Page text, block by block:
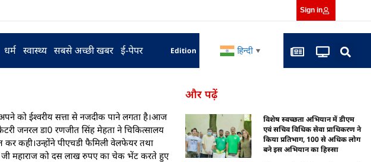
Sign in
धर्म स्वास्थ्य सबसे अच्छी खबर ई-पेपर Edition हिन्दी ▼
को ईश्वरीय सत्ता से नजदीक पाने लगता है।आज
जनरल डा0 रणजीत सिंह मेहता ने चिकित्सालय
कर कही।उन्होंने पीएचडी फैमिली वेलफेयर तथा
जी महाराज को दस लाख रुपए का चेक भेंट करते हुए
और पढ़ें
विशेष स्वच्छता अभियान में डीएम
एवं सचिव विधिक सेवा प्राधिकरण ने
किया प्रतिभाग, 100 से अधिक लोग
बने इस अभियान का हिस्सा